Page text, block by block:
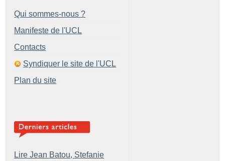
Qui sommes-nous ?
Manifeste de l'UCL
Contacts
Syndiquer le site de l'UCL
Plan du site
Lire Jean Batou, Stefanie